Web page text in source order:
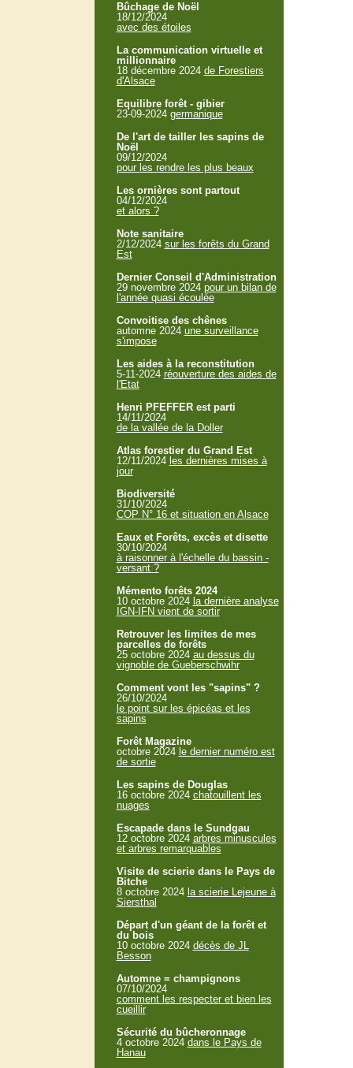
Bûchage de Noël
18/12/2024
avec des étoiles
La communication virtuelle et
millionnaire
18 décembre 2024 de Forestiers
d'Alsace
Equilibre forêt - gibier
23-09-2024 germanique
De l'art de tailler les sapins de
Noël
09/12/2024
pour les rendre les plus beaux
Les ornières sont partout
04/12/2024
et alors ?
Note sanitaire
2/12/2024 sur les forêts du Grand
Est
Dernier Conseil d'Administration
29 novembre 2024 pour un bilan de
l'année quasi écoulée
Convoitise des chênes
automne 2024 une surveillance
s'impose
Les aides à la reconstitution
5-11-2024 réouverture des aides de
l'Etat
Henri PFEFFER est parti
14/11/2024
de la vallée de la Doller
Atlas forestier du Grand Est
12/11/2024 les dernières mises à
jour
Biodiversité
31/10/2024
COP N° 16 et situation en Alsace
Eaux et Forêts, excès et disette
30/10/2024
à raisonner à l'échelle du bassin -
versant ?
Mémento forêts 2024
10 octobre 2024 la dernière analyse
IGN-IFN vient de sortir
Retrouver les limites de mes
parcelles de forêts
25 octobre 2024 au dessus du
vignoble de Gueberschwihr
Comment vont les "sapins" ?
26/10/2024
le point sur les épicéas et les
sapins
Forêt Magazine
octobre 2024 le dernier numéro est
de sortie
Les sapins de Douglas
16 octobre 2024 chatouillent les
nuages
Escapade dans le Sundgau
12 octobre 2024 arbres minuscules
et arbres remarquables
Visite de scierie dans le Pays de
Bitche
8 octobre 2024 la scierie Lejeune à
Siersthal
Départ d'un géant de la forêt et
du bois
10 octobre 2024 décès de JL
Besson
Automne = champignons
07/10/2024
comment les respecter et bien les
cueillir
Sécurité du bûcheronnage
4 octobre 2024 dans le Pays de
Hanau